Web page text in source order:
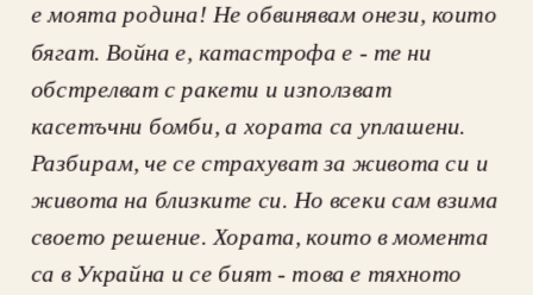
е моята родина! Не обвинявам онези, които
бягат. Война е, катастрофа е - те ни
обстрелват с ракети и използват
касетъчни бомби, а хората са уплашени.
Разбирам, че се страхуват за живота си и
живота на близките си. Но всеки сам взима
своето решение. Хората, които в момента
са в Украйна и се бият - това е тяхното